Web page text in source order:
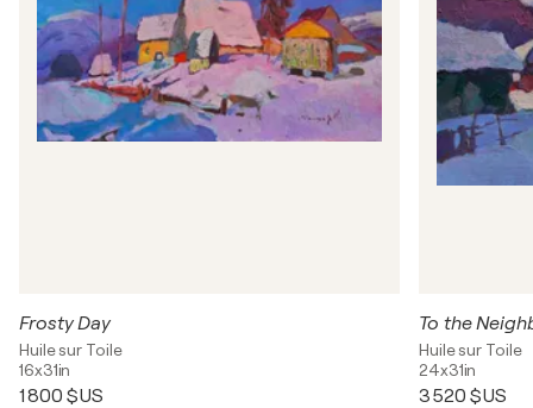
Frosty Day
Huile sur Toile
16x31in
1 800 $US
To the
Huile sur Toile
24x31in
3 520 $US